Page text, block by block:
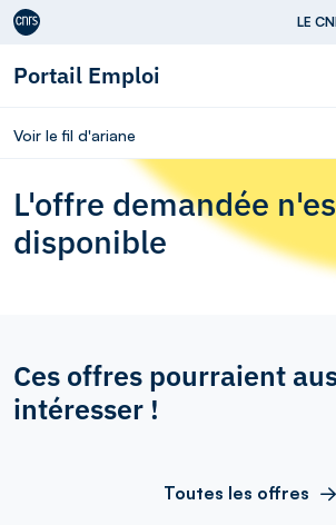
Aller au contenu LE
Portail Emploi
Voir le fil d'ariane
L'offre demandée
disponible
Ces offres pourraient
intéresser !
Toutes les offres